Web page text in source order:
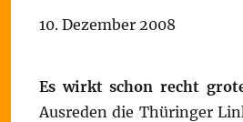
10. Dezember 2008
Es wirkt schon recht
Ausreden die Thüringer